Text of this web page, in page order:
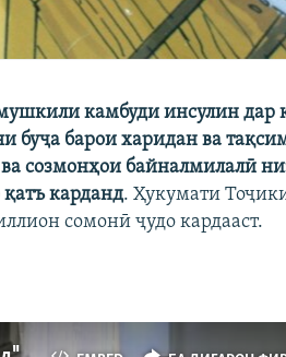
камбуди инсулин дар
буҷа барои харидан ва
созмонҳои байналмилалӣ
карданд. Ҳукумати
сомонӣ ҷудо кардааст.